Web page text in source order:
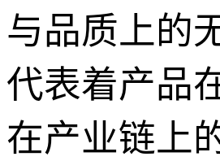
与品质上的
代表着产品
在产业链上